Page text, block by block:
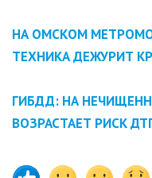
НА ОМСКОМ
ТЕХНИКА ДЕЖУРИТ
ГИБДД: НА
ВОЗРАСТАЕТ РИСК